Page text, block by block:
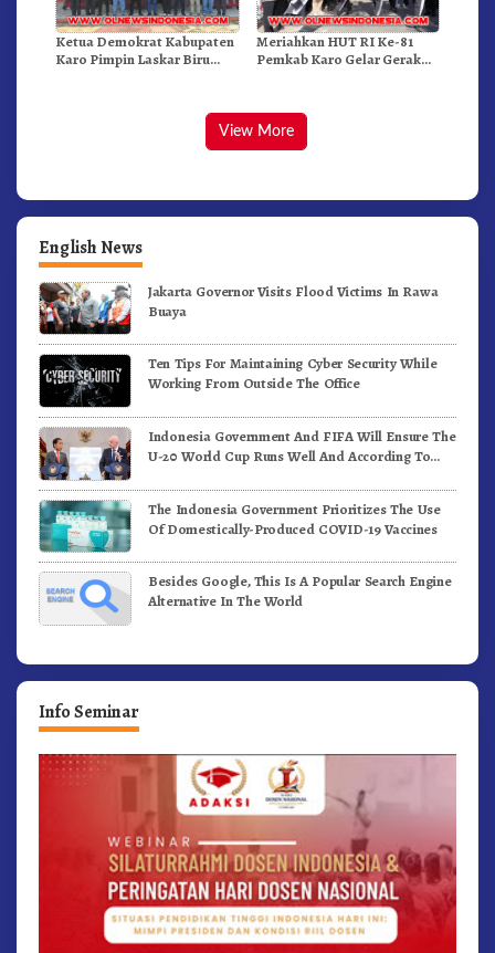
Ketua Demokrat Kabupaten
Karo Pimpin Laskar Biru
Meriahkan HUT RI Ke-81
Pemkab Karo Gelar Gerak
View More
English News
Jakarta Governor Visits Flood Victims In Rawa
Buaya
Ten Tips For Maintaining Cyber Security While
Working From Outside The Office
Indonesia Government And FIFA Will Ensure The
U-20 World Cup Runs Well And According To
The Indonesia Government Prioritizes The Use
Of Domestically-Produced COVID-19 Vaccines
Besides Google, This Is A Popular Search Engine
Alternative In The World
Info Seminar